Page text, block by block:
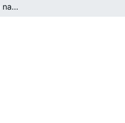
Esquemas míticos na narrativa curta de X.L. Méndez Ferrín. A impronta de Hermes a través do macrotexto.